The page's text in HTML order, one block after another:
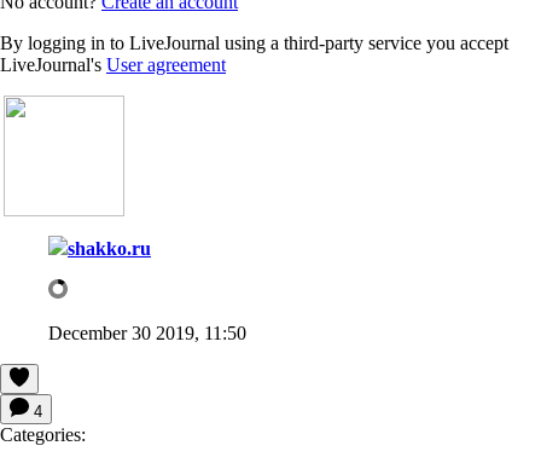
By logging in to LiveJournal using a third-party service you accept
LiveJournal's User agreement
shakko.ru
December 30 2019, 11:50
4
Categories: